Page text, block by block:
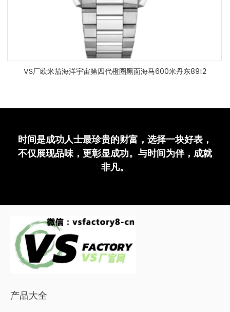
VS厂欧米茄海洋宇宙第四代橙圈黑面海马600米丹东8912
时间是成功人士最珍贵的财富，选择一块好表，
不仅展现品味，更彰显成功。与时间为伴，成就
非凡。
产品大全